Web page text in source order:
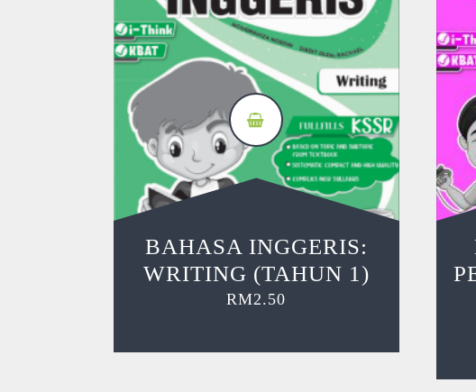
BAHASA INGGERIS:
WRITING (TAHUN 1)
RM2.50